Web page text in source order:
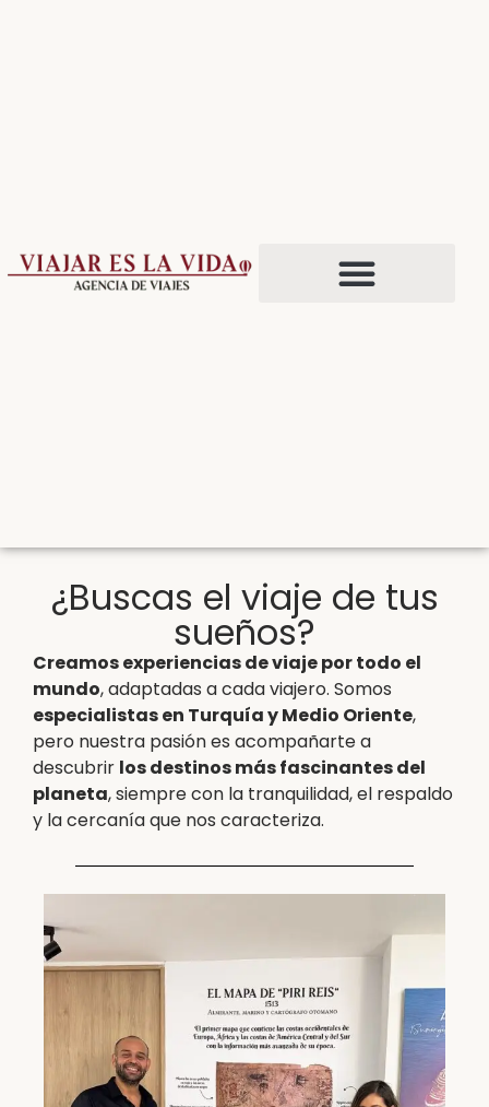
¿Buscas el viaje de tus
sueños?
Creamos experiencias de viaje por todo el
mundo, adaptadas a cada viajero. Somos
especialistas en Turquía y Medio Oriente,
pero nuestra pasión es acompañarte a
descubrir los destinos más fascinantes del
planeta, siempre con la tranquilidad, el respaldo
y la cercanía que nos caracteriza.